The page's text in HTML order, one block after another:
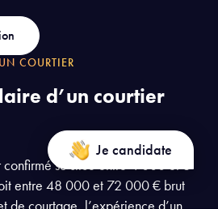
Je candidate
COURTIER
d’un courtier
confirmé se situe entre 4 000 et 6
entre 48 000 et 72 000 € brut